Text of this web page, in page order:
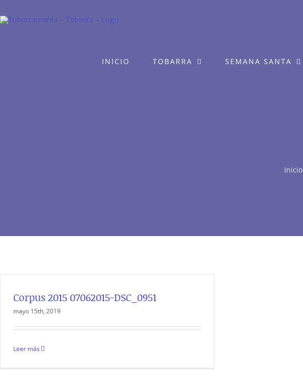
al
INICIO TOBARRA SEMANA SANTA
Inicio
Corpus 2015 07062015-DSC_0951
mayo 15th, 2019
Leer más